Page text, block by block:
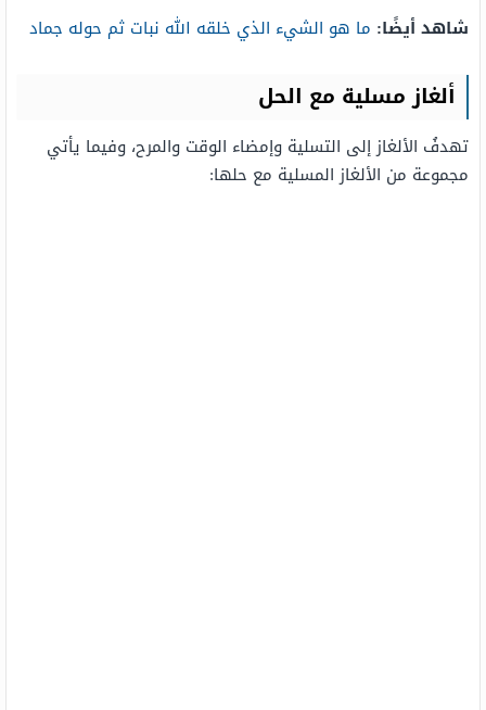
شاهد أيضًا: ما هو الشيء الذي خلقه الله نبات ثم حوله جماد
ألغاز مسلية مع الحل
تهدفُ الألغاز إلى التسلية وإمضاء الوقت والمرح، وفيما يأتي
مجموعة من الألغاز المسلية مع حلها: